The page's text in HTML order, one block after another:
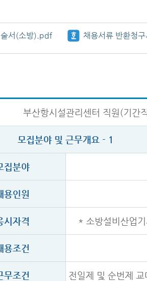
술서(소방).pdf 채용서류 반환청
부산항시설관리센터 직원(기간
모집분야 및 근무개요 - 1
집분야
용인원
시자격 * 소방설비산업
용조건
무조건 전일제 및 순번제